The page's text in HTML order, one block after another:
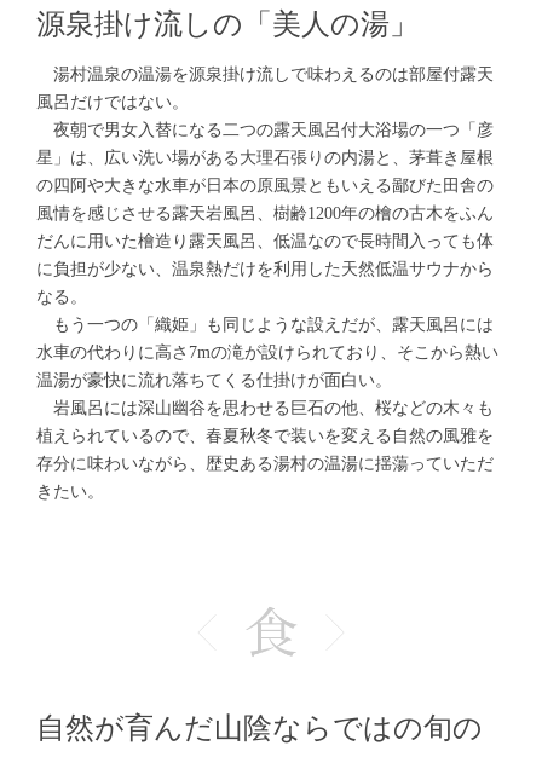
源泉掛け流しの「美人の湯」
湯村温泉の温湯を源泉掛け流しで味わえるのは部屋付露天
風呂だけではない。
夜朝で男女入替になる二つの露天風呂付大浴場の一つ「彦
星」は、広い洗い場がある大理石張りの内湯と、茅葺き屋根
の四阿や大きな水車が日本の原風景ともいえる鄙びた田舎の
風情を感じさせる露天岩風呂、樹齢1200年の檜の古木をふん
だんに用いた檜造り露天風呂、低温なので長時間入っても体
に負担が少ない、温泉熱だけを利用した天然低温サウナから
なる。
もう一つの「織姫」も同じような設えだが、露天風呂には
水車の代わりに高さ7mの滝が設けられており、そこから熱い
温湯が豪快に流れ落ちてくる仕掛けが面白い。
岩風呂には深山幽谷を思わせる巨石の他、桜などの木々も
植えられているので、春夏秋冬で装いを変える自然の風雅を
存分に味わいながら、歴史ある湯村の温湯に揺蕩っていただ
きたい。
自然が育んだ山陰ならではの旬の